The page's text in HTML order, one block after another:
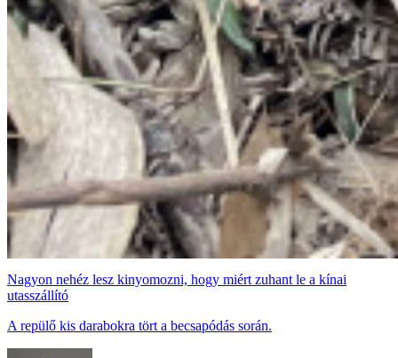
Nagyon nehéz lesz kinyomozni, hogy miért zuhant le a kínai
utasszállító
A repülő kis darabokra tört a becsapódás során.